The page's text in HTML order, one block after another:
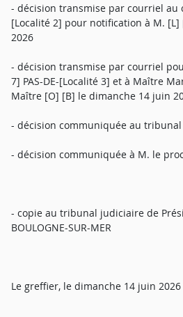
- décision transmise par courriel
[Localité 2] pour notification à M.
2026
- décision transmise par courriel
7] PAS-DE-[Localité 3] et à Maître
Maître [O] [B] le dimanche 14 juin
- décision communiquée au
- décision communiquée à M. le
- copie au tribunal judiciaire de
BOULOGNE-SUR-MER
Le greffier, le dimanche 14 juin 2026